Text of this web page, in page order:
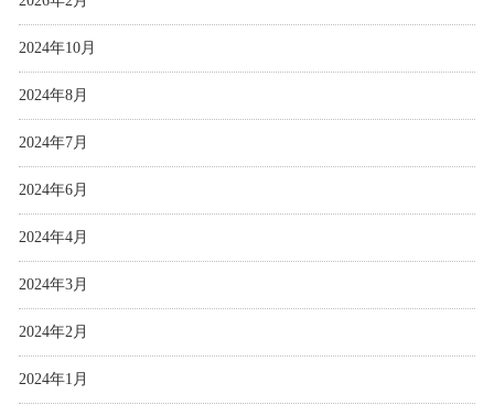
2024年10月
2024年8月
2024年7月
2024年6月
2024年4月
2024年3月
2024年2月
2024年1月